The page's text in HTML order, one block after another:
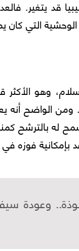
قد يتغير.
التي كان
وهو الأكثر
الواضح أنه
له بالترشح
فوزه في
وعودة